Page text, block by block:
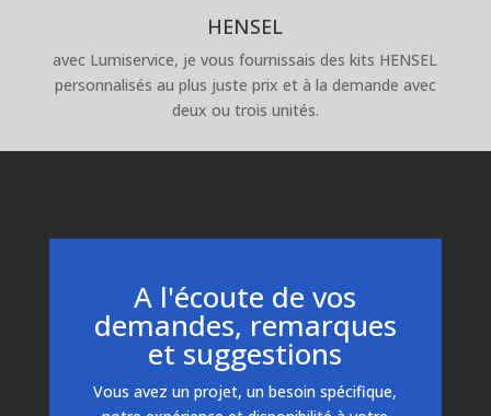
HENSEL
avec Lumiservice, je vous fournissais des kits HENSEL
personnalisés au plus juste prix et à la demande avec
deux ou trois unités.
A l'écoute de vos
demandes, remarques
et suggestions
Vous avez un projet, un besoin spécifique,